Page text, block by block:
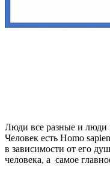
Люди все разные и люди
Человек есть Homo
в зависимости от его
человека, а самое